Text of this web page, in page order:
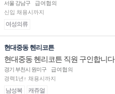
서울 강남구
급여협의
신입 채용시까지
여성의류
현대중동 헨리코튼
현대중동 헨리코튼 직원 구인합니다
경기 부천시 원미구
급여협의
경력1년↑ 채용시까지
남성복 캐쥬얼